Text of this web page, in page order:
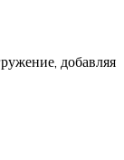
добавляя